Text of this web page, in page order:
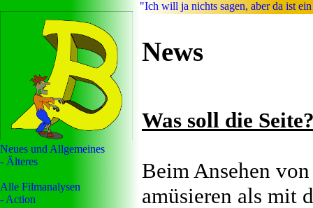
Neues und Allgemeines
- Älteres
Alle Filmanalysen
- Action
"Ich will ja nichts sagen, aber da ist
News
Was soll die
Beim Ansehen
amüsieren als mit